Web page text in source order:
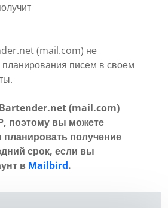
(mail.com) не
писем в своем
(mail.com)
поэтому вы можете
планировать получение
срок, если вы
в Mailbird.